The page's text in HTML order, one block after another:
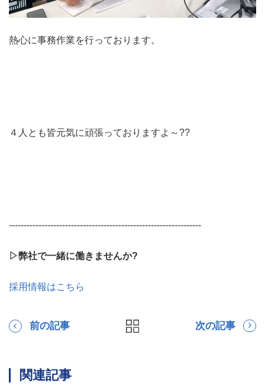
熱心に事務作業を行っております。
４人とも皆元気に頑張っておりますよ～??
-----------------------------------------------------------------
▷弊社で一緒に働きませんか?
採用情報はこちら
前の記事 次の記事
関連記事